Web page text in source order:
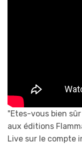
"Etes-vous bien
aux éditions
Live sur le compte